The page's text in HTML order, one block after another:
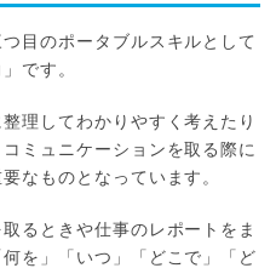
目のポータブルスキルとして
です。
理してわかりやすく考えたり
ミュニケーションを取る際に
なものとなっています。
るときや仕事のレポートをま
を」「いつ」「どこで」「ど